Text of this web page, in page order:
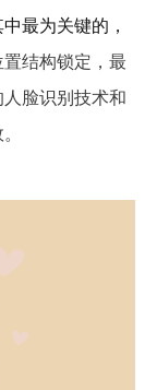
最为关键的，
置结构锁定，最
脸识别技术和